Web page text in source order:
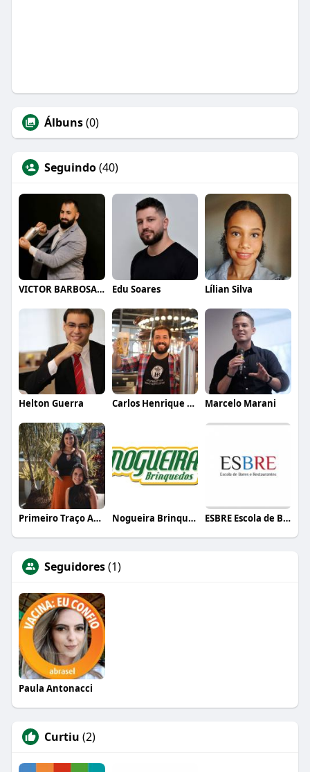
Álbuns(0)
Seguindo(40)
VICTOR BARBOSA QUARANTA Edu Soares Lílian Silva
Helton Guerra Carlos Henrique de Faria Vasconcelos Marcelo Marani
Primeiro Traço Arquitetura Nogueira Brinquedos ESBRE Escola de Bares e Restaurantes
Seguidores(1)
Paula Antonacci
Curtiu (2)